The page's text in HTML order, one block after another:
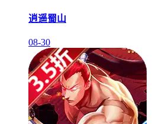
逍遥蜀山
08-30